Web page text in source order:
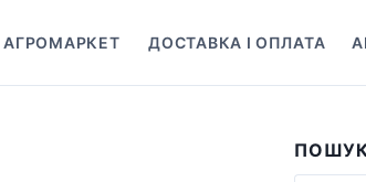
АГРОМАРКЕТ
а
ДОСТАВКА І ОПЛАТА